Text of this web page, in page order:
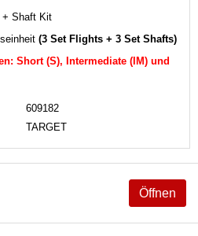
+ Shaft Kit
(3 Set Flights + 3 Set Shafts)
Short (S), Intermediate (IM) und
609182
TARGET
Öffnen